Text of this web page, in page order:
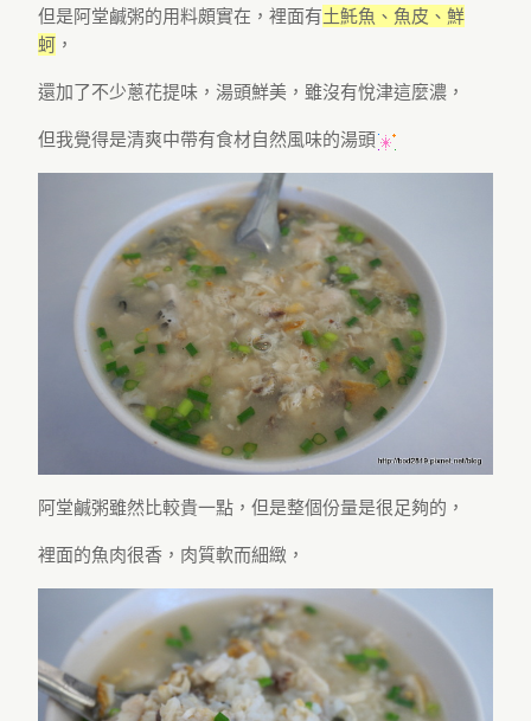
但是阿堂鹹粥的用料頗實在，裡面有土魠魚、魚皮、鮮
蚵 ，
還加了不少蔥花提味，湯頭鮮美，雖沒有悅津這麼濃，
但我覺得是清爽中帶有食材自然風味的湯頭
阿堂鹹粥雖然比較貴一點，但是整個份量是很足夠的，
裡面的魚肉很香，肉質軟而細緻，